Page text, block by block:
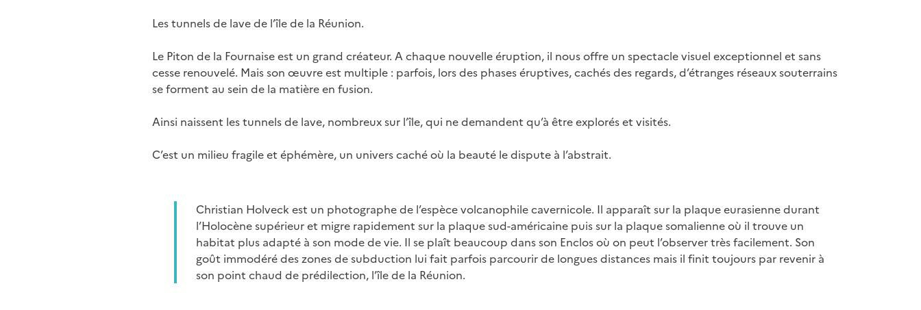
Les tunnels de lave de l’île de la Réunion.
Le Piton de la Fournaise est un grand créateur. A chaque nouvelle éruption, il nous offre un spectacle visuel exceptionnel et sans
cesse renouvelé. Mais son œuvre est multiple : parfois, lors des phases éruptives, cachés des regards, d’étranges réseaux souterrains
se forment au sein de la matière en fusion.
Ainsi naissent les tunnels de lave, nombreux sur l’île, qui ne demandent qu’à être explorés et visités.
C’est un milieu fragile et éphémère, un univers caché où la beauté le dispute à l’abstrait.
Christian Holveck est un photographe de l’espèce volcanophile cavernicole. Il apparaît sur la plaque eurasienne durant
l’Holocène supérieur et migre rapidement sur la plaque sud-américaine puis sur la plaque somalienne où il trouve un
habitat plus adapté à son mode de vie. Il se plaît beaucoup dans son Enclos où on peut l’observer très facilement. Son
goût immodéré des zones de subduction lui fait parfois parcourir de longues distances mais il finit toujours par revenir à
son point chaud de prédilection, l’île de la Réunion.